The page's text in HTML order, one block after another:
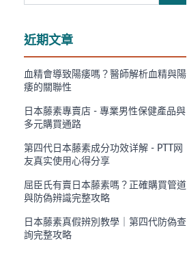
近期文章
血精會導致陽痿嗎？醫師解析血精與陽
痿的關聯性
日本藤素專賣店 - 專業男性保健產品與
多元購買通路
第四代日本藤素成分功效详解 - PTT网
友真实使用心得分享
屈臣氏有賣日本藤素嗎？正確購買管道
與防偽辨識完整攻略
日本藤素真假辨別教學｜第四代防偽查
詢完整攻略